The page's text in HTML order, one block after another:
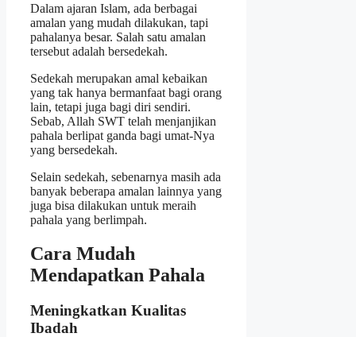
Dalam ajaran Islam, ada berbagai
amalan yang mudah dilakukan, tapi
pahalanya besar. Salah satu amalan
tersebut adalah bersedekah.
Sedekah merupakan amal kebaikan
yang tak hanya bermanfaat bagi orang
lain, tetapi juga bagi diri sendiri.
Sebab, Allah SWT telah menjanjikan
pahala berlipat ganda bagi umat-Nya
yang bersedekah.
Selain sedekah, sebenarnya masih ada
banyak beberapa amalan lainnya yang
juga bisa dilakukan untuk meraih
pahala yang berlimpah.
Cara Mudah
Mendapatkan Pahala
Meningkatkan Kualitas
Ibadah